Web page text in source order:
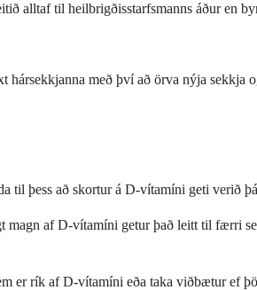
alltaf til heilbrigðisstarfsmanns áður en
með því að örva nýja sekkja
til þess að skortur á D-vítamíni geti verið
af D-vítamíni getur það leitt til færri
er rík af D-vítamíni eða taka viðbætur ef